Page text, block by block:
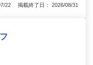
22 掲載終了日： 2026/08/31